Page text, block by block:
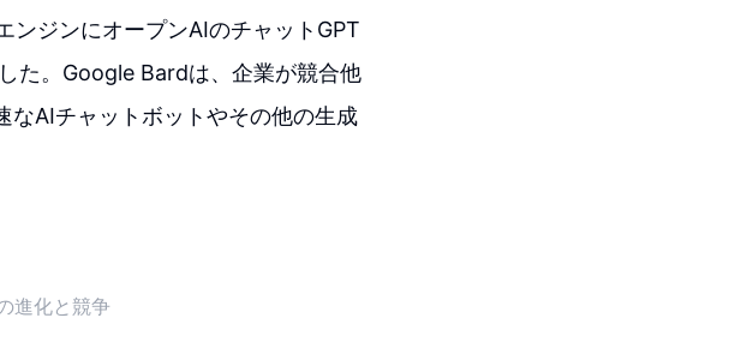
ンジンにオープンAIのチャットGPT
た。Google Bardは、企業が競合他
なAIチャットボットやその他の生成
進化と競争